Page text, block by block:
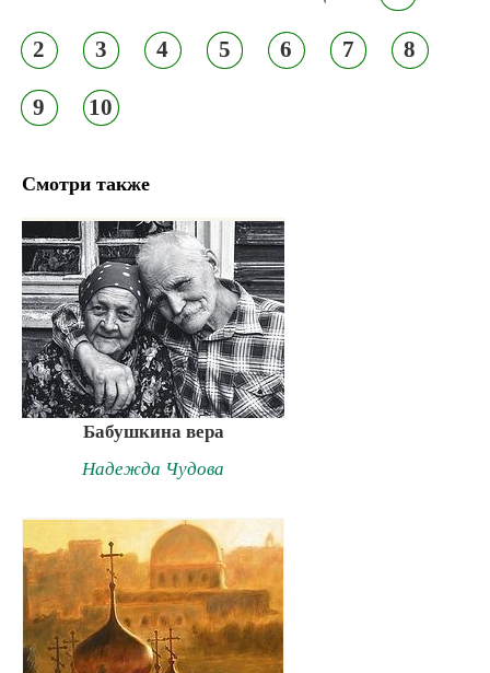
2 3 4 5 6 7 8
9 10
Смотри также
Бабушкина вера
Надежда Чудова